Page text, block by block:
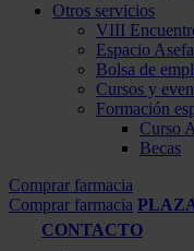
Otros servicios
VIII
Espacio
Bolsa de
Cursos y
Formación
Curso
Becas
Comprar farmacia
Comprar farmacia
CONTACTO